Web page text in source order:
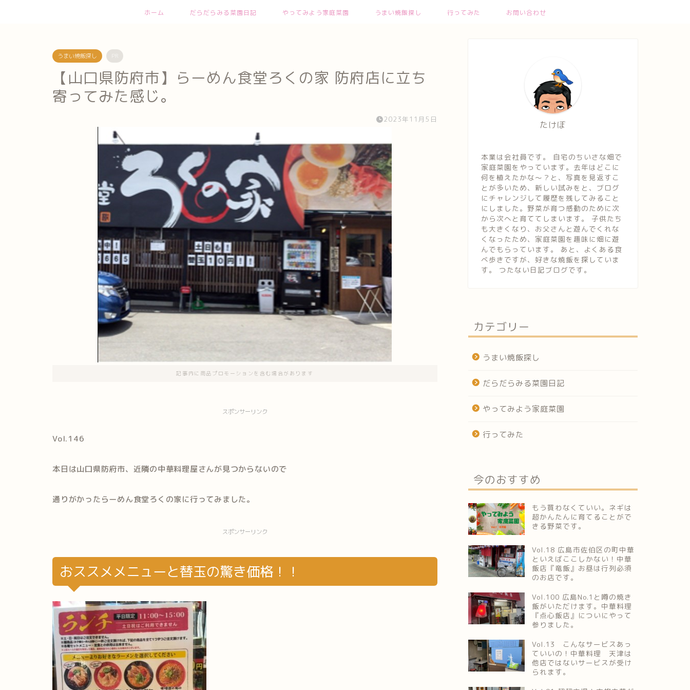
ホーム だらだらみる菜園日記 やってみよう家庭菜園 うまい焼飯探し 行ってみた お問い合わせ
うまい焼飯探し
【山口県防府市】らーめん食堂ろくの家 防府店に立ち
寄ってみた感じ。
2023年11月5日
記事内に商品プロモーションを含む場合があります
スポンサーリンク
Vol.146
本日は山口県防府市、近隣の中華料理屋さんが見つからないので
通りがかったらーめん食堂ろくの家に行ってみました。
スポンサーリンク
おススメメニューと替玉の驚き価格！！
たけぼ
本業は会社員です。 自宅のちいさな畑で
家庭菜園をやっています。去年はどこに
何を植えたかな～？と、写真を見返すこ
とが多いため、新しい試みをと、ブログ
にチャレンジして履歴を残してみること
にしました。野菜が育つ感動のために次
から次へと育ててしまいます。 子供たち
も大きくなり、お父さんと遊んでくれな
くなったため、家庭菜園を趣味に畑に遊
んでもらっています。 あと、よくある食
べ歩きですが、好きな焼飯を探していま
す。 つたない日記ブログです。
カテゴリー
うまい焼飯探し
だらだらみる菜園日記
やってみよう家庭菜園
行ってみた
今のおすすめ
もう買わなくていい。ネギは
超かんたんに育てることがで
きる野菜です。
Vol.18 広島市佐伯区の町中華
といえばここしかない！中華
飯店『竜飯』お昼は行列必須
のお店です。
Vol.100 広島No.1と噂の焼き
飯がいただけます。中華料理
『点心飯店』についにやって
参りました。
Vol.13 こんなサービスあっ
ていいの！中華料理 天津は
他店ではないサービスが受け
られます。